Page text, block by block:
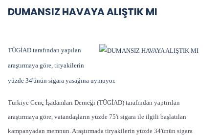
DUMANSIZ HAVAYA ALIŞTIK MI
TÜGİAD tarafından yapılan
araştırmaya göre, tiryakilerin
yüzde 34'ünün sigara yasağına uymuyor.
Türkiye Genç İşadamları Derneği (TÜGİAD) tarafından yaptırılan
araştırmaya göre, vatandaşların yüzde 75'i sigara ile ilgili başlatılan
kampanyadan memnun. Araştırmada tiryakilerin yüzde 34'ünün sigara